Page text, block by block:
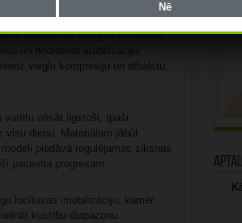
ieteicamas stingrākas ortozes
un nodrošina stabilizāciju.
vieglu kompresiju un atbalstu,
varētu nēsāt ilgstoši, īpaši
visu dienu. Materiālam jābūt
piedāvā regulējamas siksnas
pacienta progresam.
locītavas imobilizāciju, kamēr
kustību diapazonu
Nē